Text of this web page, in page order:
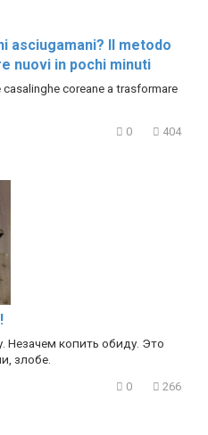
asciugamani? Il metodo
nuovi in pochi minuti
coreane a trasformare
0 404
Незачем копить обиду. Это
злобе.
0 266